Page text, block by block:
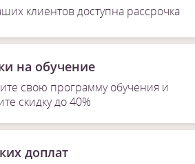
клиентов доступна рассрочка
на обучение
свою программу обучения и
скидку до 40%
доплат